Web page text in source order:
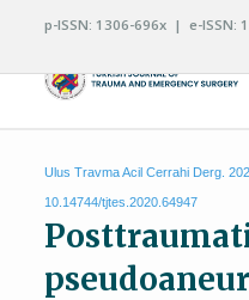
p-ISSN: 1306-696x | e-ISSN:
Ulus Travma Acil Cerrahi Derg.
10.14744/tjtes.2020.64947